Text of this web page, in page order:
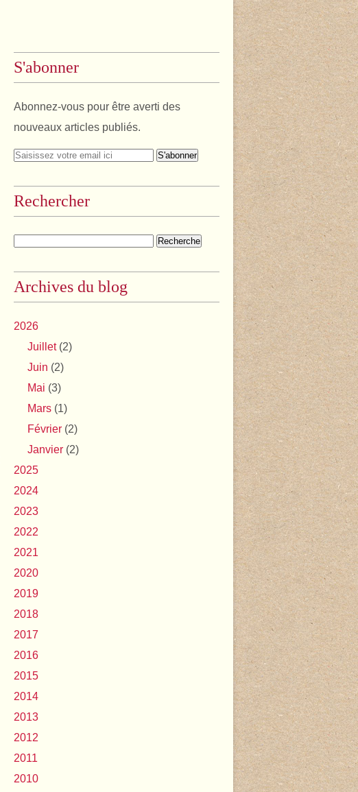
S'abonner
Abonnez-vous pour être averti des
nouveaux articles publiés.
Rechercher
Archives du blog
2026
Juillet(2)
Juin (2)
Mai (3)
Mars (1)
Février (2)
Janvier (2)
2025
2024
2023
2022
2021
2020
2019
2018
2017
2016
2015
2014
2013
2012
2011
2010